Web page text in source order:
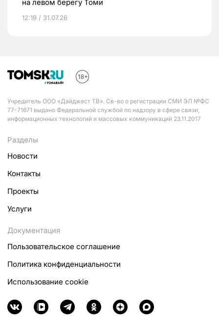
на левом берегу Томи
12:19 / 31.07.26
Учредитель ООО «Дайджест ТВ». Св-во о регистрации СМИ ЭЛ №ФС
77-71671 выдано Федеральной службой по надзору в сфере связи,
информационных технологий и массовых коммуникаций 23.11.2017
Разделы
Новости
Контакты
Проекты
Услуги
Документация
Пользовательское соглашение
Политика конфиденциальности
Использование cookie